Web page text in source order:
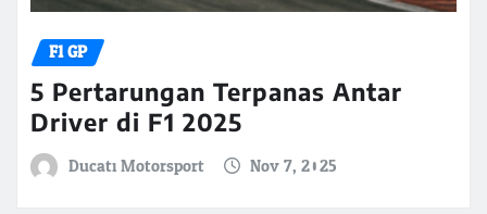
F1 GP
5 Pertarungan Terpanas Antar
Driver di F1 2025
Ducati Motorsport Nov 7, 2025